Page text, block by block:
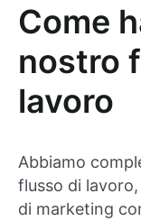
Come
nostro
lavoro
Abbiamo
flusso di
di marketing